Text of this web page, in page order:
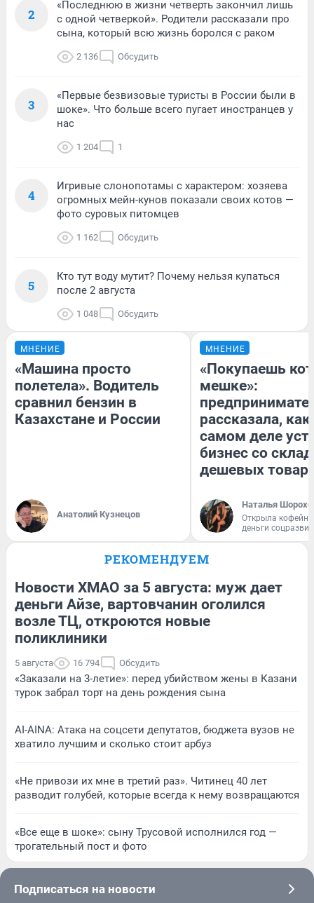
2
«Последнюю в жизни четверть закончил лишь
с одной четверкой». Родители рассказали про
сына, который всю жизнь боролся с раком
2 136 Обсудить
3
«Первые безвизовые туристы в России были в
шоке». Что больше всего пугает иностранцев у
нас
1 204 1
4
Игривые слонопотамы с характером: хозяева
огромных мейн-кунов показали своих котов —
фото суровых питомцев
1 162 Обсудить
5
Кто тут воду мутит? Почему нельзя купаться
после 2 августа
1 048 Обсудить
МНЕНИЕ
«Машина просто
полетела». Водитель
сравнил бензин в
Казахстане и России
Анатолий Кузнецов
МНЕНИЕ
«Покупаешь
мешке»:
рассказала, как
самом деле
бизнес со
дешевых
Наталья
Открыла
деньги
РЕКОМЕНДУЕМ
Новости ХМАО за 5 августа: муж дает
деньги Айзе, вартовчанин оголился
возле ТЦ, откроются новые
поликлиники
5 августа 16 794 Обсудить
«Заказали на 3-летие»: перед убийством жены в Казани
турок забрал торт на день рождения сына
AI-AINA: Атака на соцсети депутатов, бюджета вузов не
хватило лучшим и сколько стоит арбуз
«Не привози их мне в третий раз». Читинец 40 лет
разводит голубей, которые всегда к нему возвращаются
«Все еще в шоке»: сыну Трусовой исполнился год —
трогательный пост и фото
Подписаться на новости